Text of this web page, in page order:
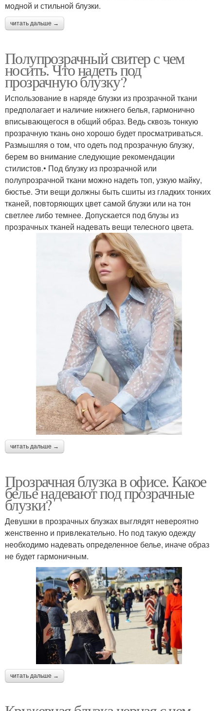
модной и стильной блузки.
читать дальше →
Полупрозрачный свитер с чем
носить. Что надеть под
прозрачную блузку?
Использование в наряде блузки из прозрачной ткани
предполагает и наличие нижнего белья, гармонично
вписывающегося в общий образ. Ведь сквозь тонкую
прозрачную ткань оно хорошо будет просматриваться.
Размышляя о том, что одеть под прозрачную блузку,
берем во внимание следующие рекомендации
стилистов.• Под блузку из прозрачной или
полупрозрачной ткани можно надеть топ, узкую майку,
бюстье. Эти вещи должны быть сшиты из гладких тонких
тканей, повторяющих цвет самой блузки или на тон
светлее либо темнее. Допускается под блузы из
прозрачных тканей надевать вещи телесного цвета.
читать дальше →
Прозрачная блузка в офисе. Какое
белье надевают под прозрачные
блузки?
Девушки в прозрачных блузках выглядят невероятно
женственно и привлекательно. Но под такую одежду
необходимо надевать определенное белье, иначе образ
не будет гармоничным.
читать дальше →